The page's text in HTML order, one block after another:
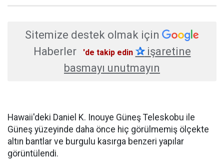
Sitemize destek olmak için
Haberler
'de takip edin ✰işaretine
basmayı unutmayın
Hawaii'deki Daniel K. Inouye Güneş Teleskobu ile
Güneş yüzeyinde daha önce hiç görülmemiş ölçekte
altın bantlar ve burgulu kasırga benzeri yapılar
görüntülendi.